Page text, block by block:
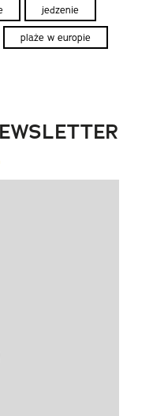
jedzenie
plaże w europie